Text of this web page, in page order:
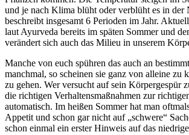
und je nach Klima blüht oder verblüht es in der
beschreibt insgesamt 6 Perioden im Jahr.
laut Ayurveda bereits im späten Sommer und
verändert sich auch das Milieu in unserem
Manche von euch spühren das auch an
manchmal, so scheinen sie ganz von alleine zu
zu gehen. Wer versucht auf sein Körpergespür
die richtigen Verhaltensmaßnahmen zur
automatisch. Im heißen Sommer hat man
Appetit und schon gar nicht auf „schwere“
schon einmal ein erster Hinweis auf das